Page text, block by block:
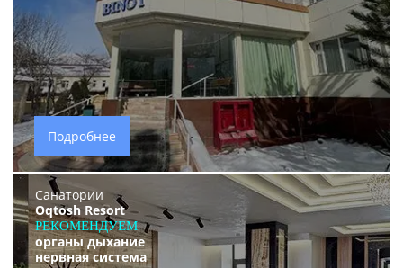
Подробнее
Санатории
Oqtosh Resort
РЕКОМЕНДУЕМ
органы дыхание
нервная система